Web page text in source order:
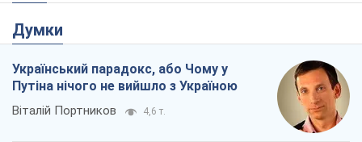
Думки
Український парадокс, або Чому у
Путіна нічого не вийшло з Україною
Віталій Портников 4,6 т.